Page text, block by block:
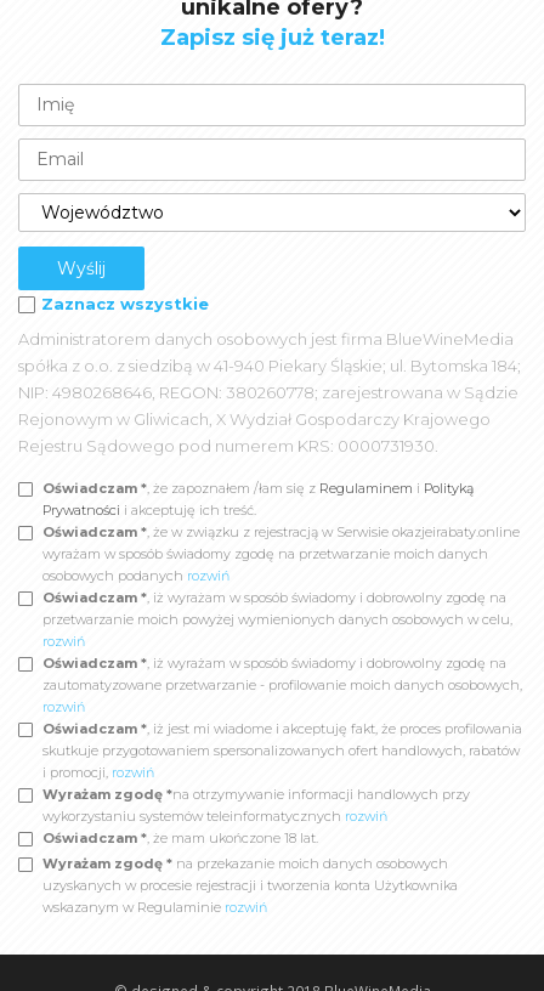
unikalne ofery?
Zapisz się już teraz!
Zaznacz wszystkie
Administratorem danych osobowych jest firma BlueWineMedia
spółka z o.o. z siedzibą w 41-940 Piekary Śląskie; ul. Bytomska 184;
NIP: 4980268646, REGON: 380260778; zarejestrowana w Sądzie
Rejonowym w Gliwicach, X Wydział Gospodarczy Krajowego
Rejestru Sądowego pod numerem KRS: 0000731930.
Oświadczam *, że zapoznałem /łam się z Regulaminem i Polityką
Prywatności i akceptuję ich treść.
Oświadczam *, że w związku z rejestracją w Serwisie okazjeirabaty.online
wyrażam w sposób świadomy zgodę na przetwarzanie moich danych
osobowych podanych rozwiń
Oświadczam *, iż wyrażam w sposób świadomy i dobrowolny zgodę na
przetwarzanie moich powyżej wymienionych danych osobowych w celu,
rozwiń
Oświadczam *, iż wyrażam w sposób świadomy i dobrowolny zgodę na
zautomatyzowane przetwarzanie - profilowanie moich danych osobowych,
rozwiń
Oświadczam *, iż jest mi wiadome i akceptuję fakt, że proces profilowania
skutkuje przygotowaniem spersonalizowanych ofert handlowych, rabatów
i promocji, rozwiń
Wyrażam zgodę *na otrzymywanie informacji handlowych przy
wykorzystaniu systemów teleinformatycznych rozwiń
Oświadczam *, że mam ukończone 18 lat.
Wyrażam zgodę * na przekazanie moich danych osobowych
uzyskanych w procesie rejestracji i tworzenia konta Użytkownika
wskazanym w Regulaminie rozwiń